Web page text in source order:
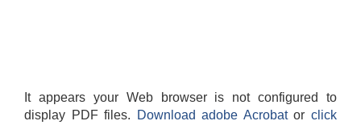
It appears your Web browser is not configured to
display PDF files.
Download adobe Acrobatorclick